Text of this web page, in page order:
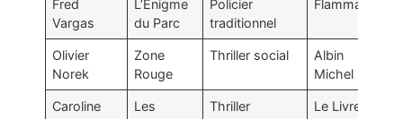
Fred
Vargas
L’Énigme
du Parc
Policier
traditionnel
Flammarion
Olivier
Norek
Zone
Rouge
Thriller social
Albin
Michel
Caroline
Les
Thriller
Le Livre de